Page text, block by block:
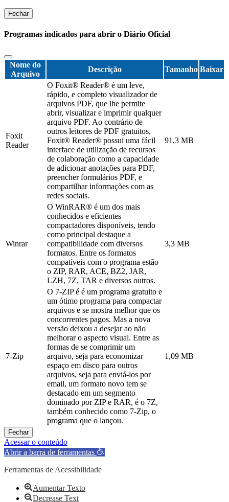
Fechar
Programas indicados para abrir o Diário Oficial
Nome do
Arquivo
Descrição Tamanho Baixar
Foxit
Reader
O Foxit® Reader® é um leve,
rápido, e completo visualizador de
arquivos PDF, que lhe permite
abrir, visualizar e imprimir qualquer
arquivo PDF. Ao contrário de
outros leitores de PDF gratuitos,
Foxit® Reader® possui uma fácil
interface de utilização de recursos
de colaboração como a capacidade
de adicionar anotações para PDF,
preencher formulários PDF, e
compartilhar informações com as
redes sociais.
91,3 MB
Winrar
O WinRAR® é um dos mais
conhecidos e eficientes
compactadores disponíveis, tendo
como principal destaque a
compatibilidade com diversos
formatos. Entre os formatos
compatíveis com o programa estão
o ZIP, RAR, ACE, BZ2, JAR,
LZH, 7Z, TAR e diversos outros.
3,3 MB
7-Zip
O 7-ZIP é é um programa gratuito e
um ótimo programa para compactar
arquivos e se mostra melhor que os
concorrentes pagos. Mas a nova
versão deixou a desejar ao não
melhorar o aspecto visual. Entre as
formas de se comprimir um
arquivo, seja para economizar
espaço em disco para outros
arquivos, seja para enviá-los por
email, um formato novo tem se
destacado em um segmento
dominado por ZIP e RAR, é o 7Z,
também conhecido como 7-Zip, o
programa que o lançou.
1,09 MB
Fechar
Acessar o conteúdo
Abrir a barra de ferramentas
Ferramentas de Acessibilidade
Aumentar Texto
Decrease Text